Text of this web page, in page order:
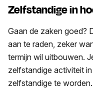
Zelfstandige in
Gaan de zaken goed?
aan te raden, zeker
termijn wil uitbouwen.
zelfstandige activiteit
zelfstandige te worden.